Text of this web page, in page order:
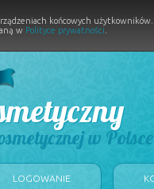
w
LOGOWANIE
końcowych
w Polityce prywatności